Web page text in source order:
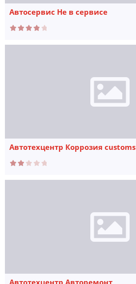
Автосервис Не в сервисе
Автотехцентр Коррозия customs